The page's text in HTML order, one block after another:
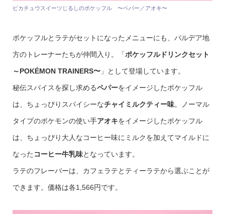
ピカチュウスイーツじるしのポケッフル 〜ペパー／アオキ〜
ポケッフルとラテがセットになったメニューにも、パルデア地
方のトレーナーたちが仲間入り。「ポケッフルドリンクセット
～POKÉMON TRAINERS〜」として登場しています。
秘伝スパイスを探し求めるペパーをイメージしたポケッフル
は、ちょっぴりスパイシーなチャイミルクティー味。ノーマル
タイプのポケモンの使い手アオキをイメージしたポケッフル
は、ちょっぴり大人なコーヒー味にミルクを加えてマイルドに
なった コーヒー牛乳味となっています。
ラテのフレーバーは、カフェラテとティーラテから選ぶことが
できます。価格は各1,566円です。